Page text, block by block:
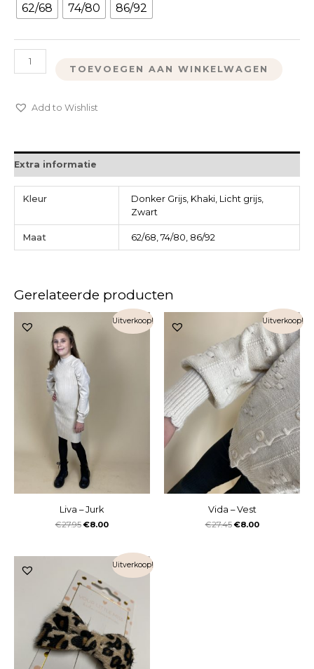
62/68 74/80 86/92
TOEVOEGEN AAN WINKELWAGEN
Add to Wishlist
Extra informatie
Kleur
Donker Grijs, Khaki, Licht grijs,
Zwart
Maat 62/68, 74/80, 86/92
Gerelateerde producten
Uitverkoop!
Liva – Jurk
€27.95 €8.00
Uitverkoop!
Vida – Vest
€27.45 €8.00
Uitverkoop!